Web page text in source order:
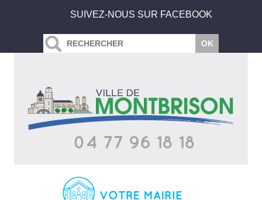
SUIVEZ-NOUS SUR FACEBOOK